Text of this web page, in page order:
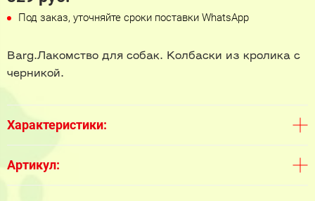
Под заказ, уточняйте сроки поставки WhatsApp
Barg.Лакомство для собак. Колбаски из кролика с
черникой.
Характеристики:
Артикул: